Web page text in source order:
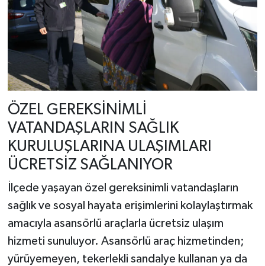
ÖZEL GEREKSİNİMLİ
VATANDAŞLARIN SAĞLIK
KURULUŞLARINA ULAŞIMLARI
ÜCRETSİZ SAĞLANIYOR
İlçede yaşayan özel gereksinimli vatandaşların
sağlık ve sosyal hayata erişimlerini kolaylaştırmak
amacıyla asansörlü araçlarla ücretsiz ulaşım
hizmeti sunuluyor. Asansörlü araç hizmetinden;
yürüyemeyen, tekerlekli sandalye kullanan ya da